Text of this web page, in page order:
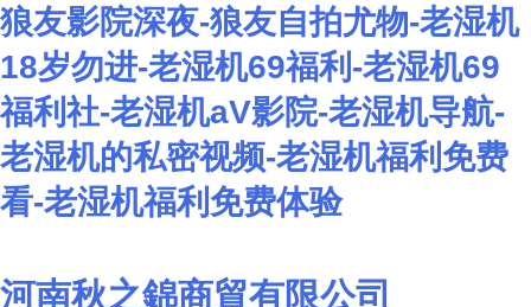
狼友影院深夜-狼友自拍尤物-老湿机
18岁勿进-老湿机69福利-老湿机69
福利社-老湿机aV影院-老湿机导航-
老湿机的私密视频-老湿机福利免费
看-老湿机福利免费体验
河南秋之錦商貿有限公司